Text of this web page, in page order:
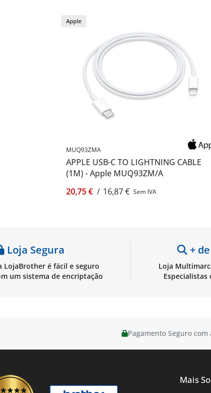
Apple
MUQ93ZMA
APPLE USB-C TO LIGHTNING CABLE
(1M) - Apple MUQ93ZM/A
20,75 € / 16,87 € Sem IVA
Loja Segura
LojaBrother é fácil e seguro
um sistema de encriptação
+
Loja
Pagamento Seguro com
Mais